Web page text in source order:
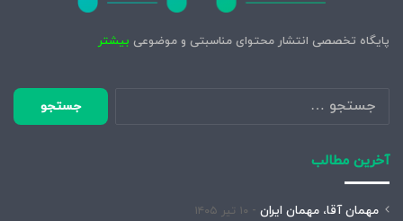
پایگاه تخصصی انتشار محتوای مناسبتی و موضوعی بیشتر
جستجو
برای:
آخرین مطالب
مهمان آقا، مهمان ایران ۱۰ تیر ۱۴۰۵